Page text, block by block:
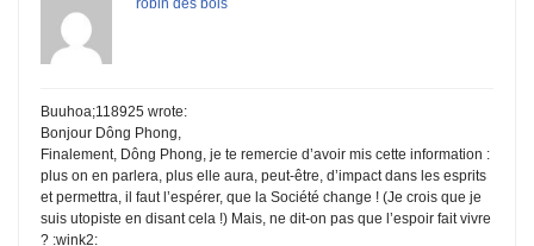
Buuhoa;118925 wrote:
Bonjour Dông Phong,
Finalement, Dông Phong, je te remercie d’avoir mis cette information :
plus on en parlera, plus elle aura, peut-être, d’impact dans les esprits
et permettra, il faut l’espérer, que la Société change ! (Je crois que je
suis utopiste en disant cela !) Mais, ne dit-on pas que l’espoir fait vivre
? :wink2: